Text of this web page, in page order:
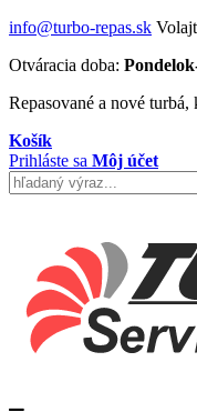
info@turbo-repas.sk
Otváracia doba:
Repasované a nové turbá,
Košík
Prihláste sa Môj účet